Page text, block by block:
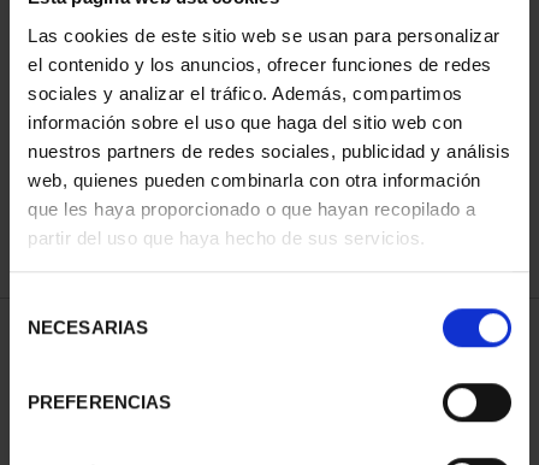
Las cookies de este sitio web se usan para personalizar
el contenido y los anuncios, ofrecer funciones de redes
sociales y analizar el tráfico. Además, compartimos
información sobre el uso que haga del sitio web con
nuestros partners de redes sociales, publicidad y análisis
web, quienes pueden combinarla con otra información
que les haya proporcionado o que hayan recopilado a
partir del uso que haya hecho de sus servicios.
NECESARIAS
PREFERENCIAS
ORDENAR POR:
REFINAR
2 Productos encontrados